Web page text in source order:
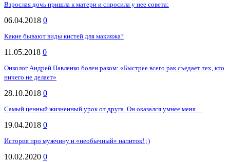
Взрослая дочь пришла к матери и спросила у нее совета:
06.04.2018 0
Какие бывают виды кистей для макияжа?
11.05.2018 0
Онколог Андрей Павленко болен раком: «Быстрее всего рак съедает тех, кто
ничего не делает»
28.10.2018 0
Самый ценный жизненный урок от друга. Он оказался умнее меня…
19.04.2018 0
История про мужчину и «необычный» напиток! ;)
10.02.2020 0